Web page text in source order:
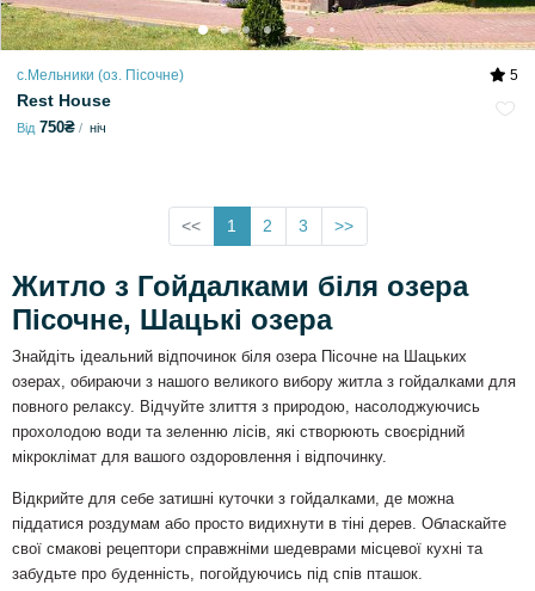
с.Мельники (оз. Пісочне) 5
Rest House
Від 750₴ ніч
<< 1 2 3 >>
Житло з Гойдалками біля озера
Пісочне, Шацькі озера
Знайдіть ідеальний відпочинок біля озера Пісочне на Шацьких
озерах, обираючи з нашого великого вибору житла з гойдалками для
повного релаксу. Відчуйте злиття з природою, насолоджуючись
прохолодою води та зеленню лісів, які створюють своєрідний
мікроклімат для вашого оздоровлення і відпочинку.
Відкрийте для себе затишні куточки з гойдалками, де можна
піддатися роздумам або просто видихнути в тіні дерев. Обласкайте
свої смакові рецептори справжніми шедеврами місцевої кухні та
забудьте про буденність, погойдуючись під спів пташок.